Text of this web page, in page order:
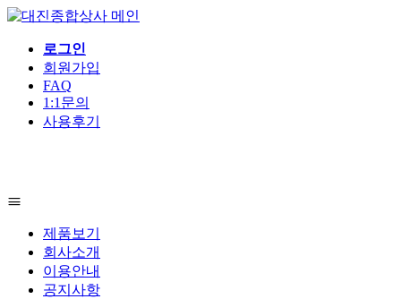
로그인
회원가입
FAQ
1:1문의
사용후기
제품보기
회사소개
이용안내
공지사항